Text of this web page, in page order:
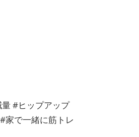
#ヒップアップ
家で一緒に筋トレ